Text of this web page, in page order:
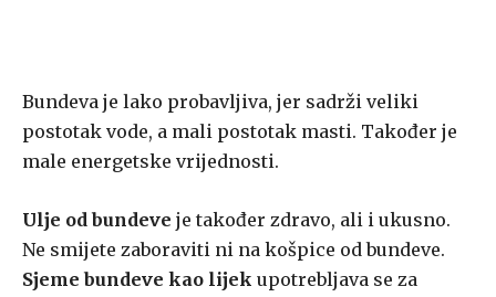
Bundeva je lako probavljiva, jer sadrži veliki
postotak vode, a mali postotak masti. Također je
male energetske vrijednosti.
Ulje od bundeve je također zdravo, ali i ukusno.
Ne smijete zaboraviti ni na košpice od bundeve.
Sjeme bundeve kao lijek upotrebljava se za